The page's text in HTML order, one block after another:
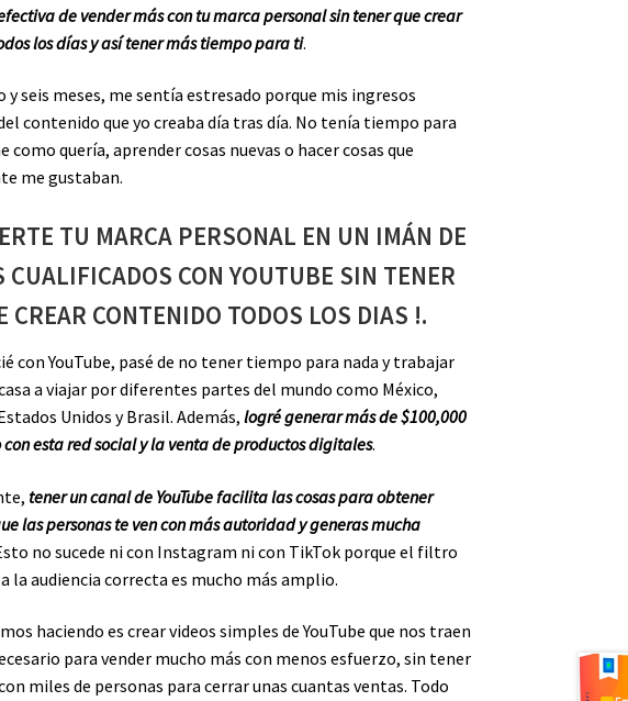
de vender más con tu marca personal sin tener que crear
los días y así tener más tiempo para ti.
y seis meses, me sentía estresado porque mis ingresos
contenido que yo creaba día tras día. No tenía tiempo para
como quería, aprender cosas nuevas o hacer cosas que
me gustaban.
TU MARCA PERSONAL EN UN IMÁN DE
CUALIFICADOS CON YOUTUBE SIN TENER
CREAR CONTENIDO TODOS LOS DIAS !.
con YouTube, pasé de no tener tiempo para nada y trabajar
a viajar por diferentes partes del mundo como México,
Unidos y Brasil. Además,logré generar más de $100,000
con esta red social y la venta de productos digitales.
tener un canal de YouTube facilita las cosas para obtener
las personas te ven con más autoridad y generas mucha
no sucede ni con Instagram ni con TikTok porque el filtro
la audiencia correcta es mucho más amplio.
haciendo es crear videos simples de YouTube que nos traen
para vender mucho más con menos esfuerzo, sin tener
miles de personas para cerrar unas cuantas ventas. Todo